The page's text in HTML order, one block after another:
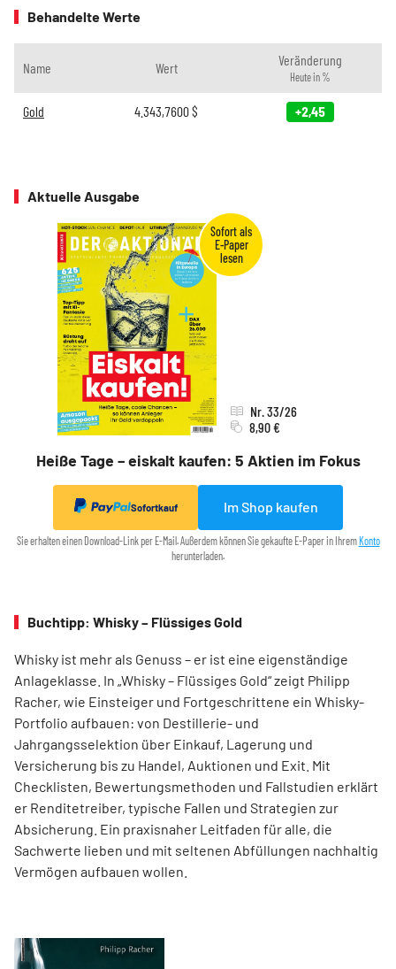
Behandelte Werte
Name Wert Veränderung
Heute in %
Gold 4.343,7600$ +2,45
Aktuelle Ausgabe
Heiße Tage – eiskalt kaufen: 5 Aktien im Fokus
Nr. 33/26
8,90 €
Sofortkauf Im Shop kaufen
Sie erhalten einen Download-Link per E-Mail. Außerdem können Sie gekaufte E-Paper in IhremKonto
herunterladen.
Buchtipp: Whisky – Flüssiges Gold
Whisky ist mehr als Genuss – er ist eine eigenständige
Anlageklasse. In „Whisky – Flüssiges Gold“ zeigt Philipp
Racher, wie Einsteiger und Fortgeschrittene ein Whisky-
Portfolio aufbauen: von Destillerie- und
Jahrgangsselektion über Einkauf, Lagerung und
Versicherung bis zu Handel, Auktionen und Exit. Mit
Checklisten, Bewertungsmethoden und Fallstudien erklärt
er Renditetreiber, typische Fallen und Strategien zur
Absicherung. Ein praxisnaher Leitfaden für alle, die
Sachwerte lieben und mit seltenen Abfüllungen nachhaltig
Vermögen aufbauen wollen.